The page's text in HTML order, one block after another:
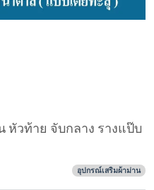
หัวท้าย จับกลาง รางแป๊บ
อุปกรณ์เสริมผ้าม่าน